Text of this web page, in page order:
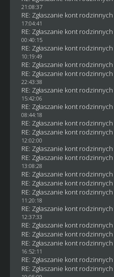
21:08:37
RE: Zgłaszanie kont rodzinnych
17:04:41
RE: Zgłaszanie kont rodzinnych
00:40:15
RE: Zgłaszanie kont rodzinnych
10:19:49
RE: Zgłaszanie kont rodzinnych
RE: Zgłaszanie kont rodzinnych
22:43:38
RE: Zgłaszanie kont rodzinnych
15:42:06
RE: Zgłaszanie kont rodzinnych
08:44:18
RE: Zgłaszanie kont rodzinnych
RE: Zgłaszanie kont rodzinnych
12:02:00
RE: Zgłaszanie kont rodzinnych
RE: Zgłaszanie kont rodzinnych
13:08:28
RE: Zgłaszanie kont rodzinnych
RE: Zgłaszanie kont rodzinnych
RE: Zgłaszanie kont rodzinnych
11:20:18
RE: Zgłaszanie kont rodzinnych
12:37:33
RE: Zgłaszanie kont rodzinnych
RE: Zgłaszanie kont rodzinnych
RE: Zgłaszanie kont rodzinnych
16:52:11
RE: Zgłaszanie kont rodzinnych
RE: Zgłaszanie kont rodzinnych